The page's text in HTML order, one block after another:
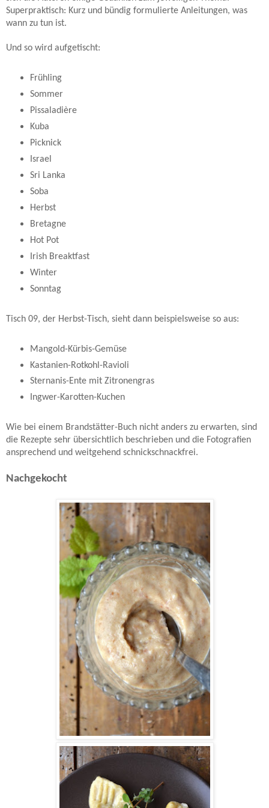
Superpraktisch: Kurz und bündig formulierte Anleitungen, was
wann zu tun ist.
Und so wird aufgetischt:
Frühling
Sommer
Pissaladière
Kuba
Picknick
Israel
Sri Lanka
Soba
Herbst
Bretagne
Hot Pot
Irish Breaktfast
Winter
Sonntag
Tisch 09, der Herbst-Tisch, sieht dann beispielsweise so aus:
Mangold-Kürbis-Gemüse
Kastanien-Rotkohl-Ravioli
Sternanis-Ente mit Zitronengras
Ingwer-Karotten-Kuchen
Wie bei einem Brandstätter-Buch nicht anders zu erwarten, sind
die Rezepte sehr übersichtlich beschrieben und die Fotografien
ansprechend und weitgehend schnickschnackfrei.
Nachgekocht